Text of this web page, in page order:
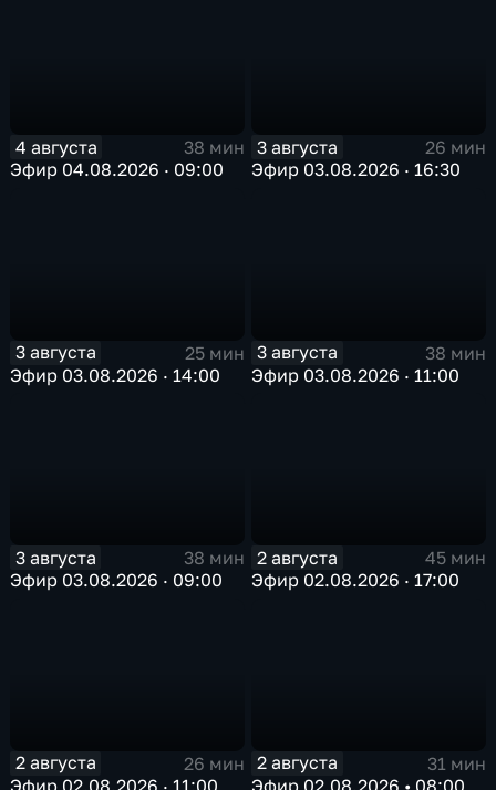
4 августа
38 мин
Эфир 04.08.2026 · 09:00
3 августа
26 мин
Эфир 03.08.2026 · 16:30
3 августа
25 мин
Эфир 03.08.2026 · 14:00
3 августа
38 мин
Эфир 03.08.2026 · 11:00
3 августа
38 мин
Эфир 03.08.2026 · 09:00
2 августа
45 мин
Эфир 02.08.2026 · 17:00
2 августа
26 мин
Эфир 02.08.2026 · 11:00
2 августа
31 мин
Эфир 02.08.2026 • 08:00